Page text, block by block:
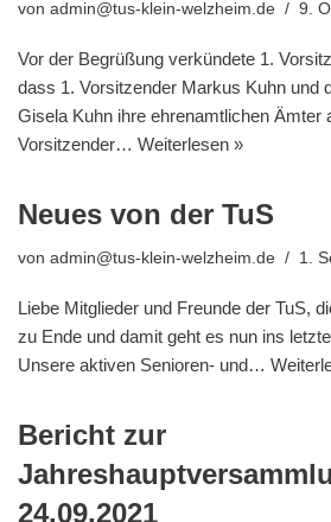
von admin@tus-klein-welzheim.de 9.
Vor der Begrüßung verkündete 1.
dass 1. Vorsitzender Markus Kuhn und
Gisela Kuhn ihre ehrenamtlichen Ämter
Vorsitzender… Weiterlesen »
Neues von der TuS
von admin@tus-klein-welzheim.de 1.
Liebe Mitglieder und Freunde der TuS,
zu Ende und damit geht es nun ins
Unsere aktiven Senioren- und…
Bericht zur
24.09.2021